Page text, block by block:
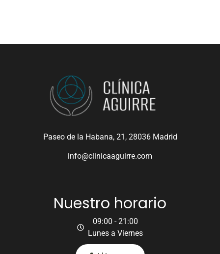
Paseo de la Habana, 21, 28036 Madrid
info@clinicaaguirre.com
Nuestro horario
09:00 - 21:00
Lunes a Viernes